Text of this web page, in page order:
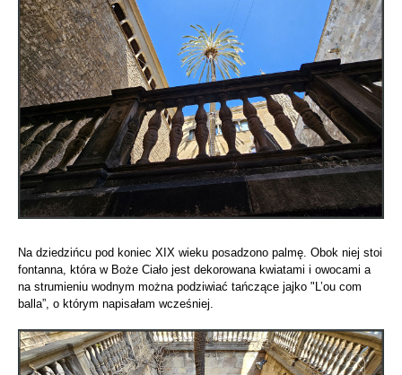
Na dziedzińcu pod koniec XIX wieku posadzono palmę. Obok niej stoi
fontanna, która w Boże Ciało jest dekorowana kwiatami i owocami a
na strumieniu wodnym można podziwiać tańczące jajko "L’ou com
balla”, o którym napisałam wcześniej.